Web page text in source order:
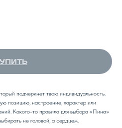
подчеркнет твою индивидуальность.
позицию, настроение, характер или
Какого-то правила для выбора «Пина»
не головой, а сердцем.